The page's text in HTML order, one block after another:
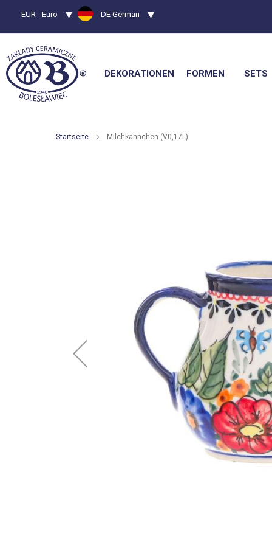
Währung
EUR - Euro SpracheDE German
DEKORATIONEN FORMEN SETS
Startseite Milchkännchen (V0,17L)